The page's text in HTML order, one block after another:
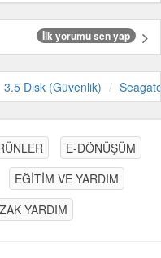
İlk yorumu sen yap
3.5 Disk (Güvenlik)
E-DÖNÜŞÜM
EĞİTİM VE YARDIM
YARDIM